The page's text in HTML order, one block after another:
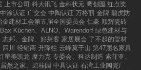
上市公司 科大讯飞 金科状元 鹰创园 红点奖
中涂认证 广交会 中陶认证 万格丽 金牌 碧虎防
金建材工会第五届全国委员会 仁豪 顺辉瓷砖
Küchen、ALNO、Warendorf 绿色建材与
志邦、金牌、好莱客 家居展会 了不起的管材
川 经销商 升降柱 云峰莫干山 第47届名家具
星美凯龙 摩力克 专委会、科达制造 索菲亚、
然之家、碧桂园 中具认证 石湾工业陶瓷厂